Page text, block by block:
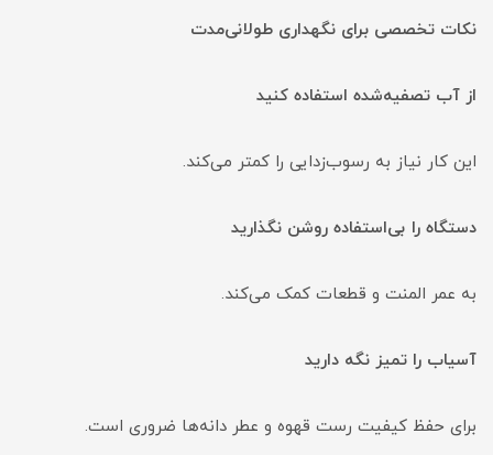
نکات تخصصی برای نگهداری طولانی‌مدت
از آب تصفیه‌شده استفاده کنید
این کار نیاز به رسوب‌زدایی را کمتر می‌کند.
دستگاه را بی‌استفاده روشن نگذارید
به عمر المنت و قطعات کمک می‌کند.
آسیاب را تمیز نگه دارید
برای حفظ کیفیت رست قهوه و عطر دانه‌ها ضروری است.